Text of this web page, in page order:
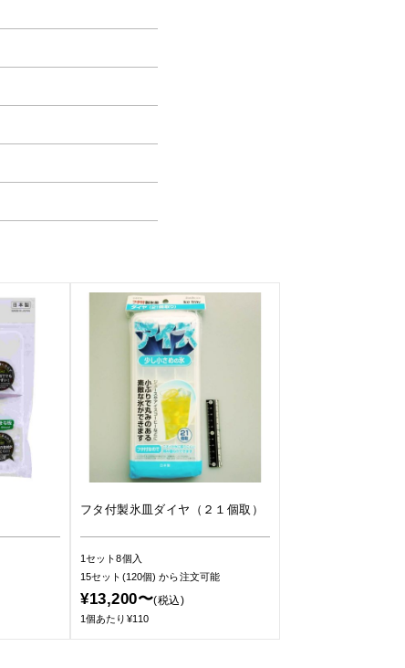
フタ付製氷皿ダイヤ（２１個取）
1セット8個入
15セット(120個)から注文可能
¥13,200〜(税込)
1個あたり¥110